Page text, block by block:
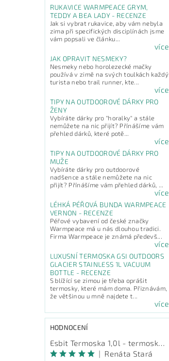
RUKAVICE WARMPEACE GRYM,
TEDDY A BEA LADY - RECENZE
Jak si vybrat rukavice, aby vám nebyla
zima při specifických disciplínách jsme
vám popsali ve článku...
více
JAK OPRAVIT NESMEKY?
Nesmeky nebo horolezecké mačky
používá v zimě na svých toulkách každý
turista nebo trail runner, kte...
více
TIPY NA OUTDOOROVÉ DÁRKY PRO
ŽENY
Vybíráte dárky pro "horalky" a stále
nemůžete na nic přijít? Přínášíme vám
přehled dárků, které potě...
více
TIPY NA OUTDOOROVÉ DÁRKY PRO
MUŽE
Vybíráte dárky pro outdoorové
nadšence a stále nemůžete na nic
přijít? Přínášíme vám přehled dárků, ...
více
LÉHKÁ PÉŘOVÁ BUNDA WARMPEACE
VERNON - RECENZE
Péřové vybavení od české značky
Warmpeace má u nás dlouhou tradici.
Firma Warmpeace je známá předevš...
více
LUXUSNÍ TERMOSKA GSI OUTDOORS
GLACIER STAINLESS 1L VACUUM
BOTTLE - RECENZE
S blížící se zimou je třeba oprášit
termosky, které mám doma. Přiznávám,
že většinou u mně najdete t...
více
HODNOCENÍ
| Renáta Stará